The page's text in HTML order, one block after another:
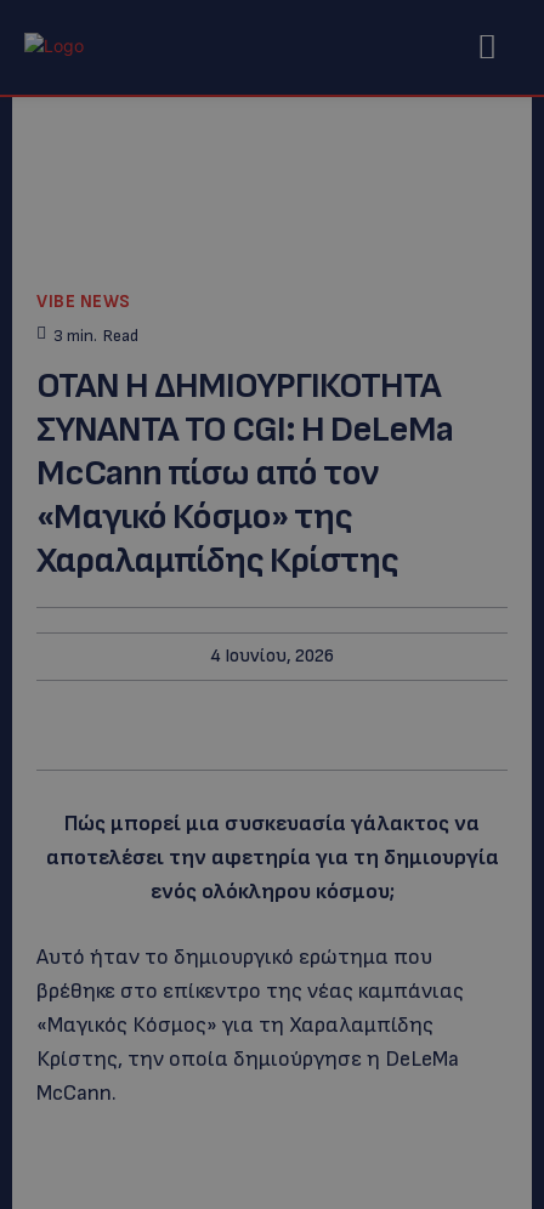
VIBE NEWS
3 min. Read
ΟΤΑΝ Η ΔΗΜΙΟΥΡΓΙΚΟΤΗΤΑ
ΣΥΝΑΝΤΑ ΤΟ CGI: Η DeLeMa
McCann πίσω από τον
«Μαγικό Κόσμο» της
Χαραλαμπίδης Κρίστης
4 Ιουνίου, 2026
Πώς μπορεί μια συσκευασία γάλακτος να
αποτελέσει την αφετηρία για τη δημιουργία
ενός ολόκληρου κόσμου;
Αυτό ήταν το δημιουργικό ερώτημα που
βρέθηκε στο επίκεντρο της νέας καμπάνιας
«Μαγικός Κόσμος» για τη Χαραλαμπίδης
Κρίστης, την οποία δημιούργησε η DeLeMa
McCann.